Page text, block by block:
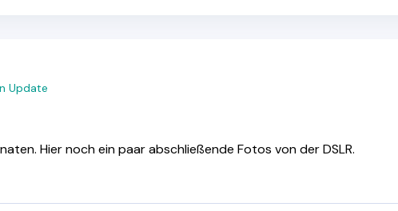
Update
Hier noch ein paar abschließende Fotos von der DSLR.